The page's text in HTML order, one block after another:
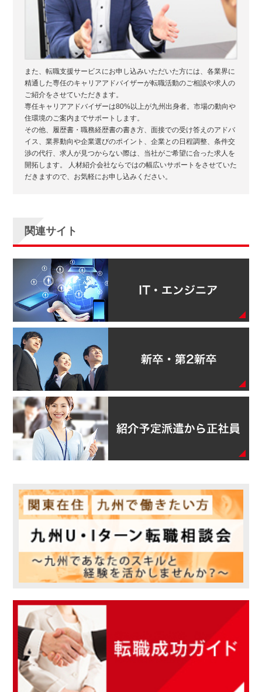
また、転職支援サービスにお申し込みいただいた方には、各業界に
精通した専任のキャリアアドバイザーが転職活動のご相談や求人の
ご紹介をさせていただきます。
専任キャリアアドバイザーは80%以上が九州出身者。市場の動向や
住環境のご案内までサポートします。
その他、履歴書・職務経歴書の書き方、面接での受け答えのアドバ
イス、業界動向や企業選びのポイント、企業との日程調整、条件交
渉の代行、求人が見つからない際は、当社がご希望に合った求人を
開拓します。 人材紹介会社ならではの幅広いサポートをさせていた
だきますので、お気軽にお申し込みください。
関連サイト